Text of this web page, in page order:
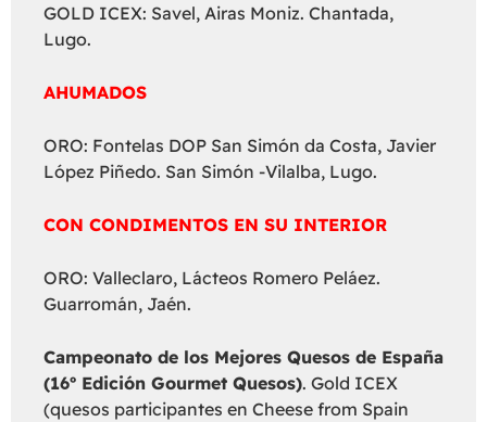
GOLD ICEX: Savel, Airas Moniz. Chantada,
Lugo.
AHUMADOS
ORO: Fontelas DOP San Simón da Costa, Javier
López Piñedo. San Simón -Vilalba, Lugo.
CON CONDIMENTOS EN SU INTERIOR
ORO: Valleclaro, Lácteos Romero Peláez.
Guarromán, Jaén.
Campeonato de los Mejores Quesos de España
(16º Edición Gourmet Quesos). Gold ICEX
(quesos participantes en Cheese from Spain